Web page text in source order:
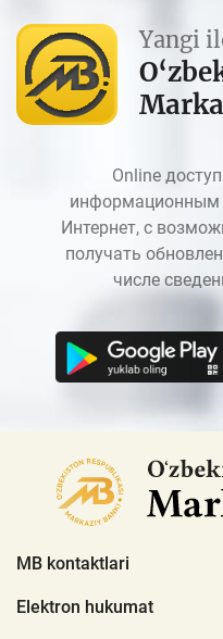
Yangi
Online
информационным
Интернет, с
получать
числе
MB kontaktlari
Elektron hukumat